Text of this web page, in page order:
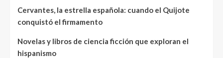
Cervantes, la estrella española: cuando el Quijote
conquistó el firmamento
Novelas y libros de ciencia ficción que exploran el
hispanismo